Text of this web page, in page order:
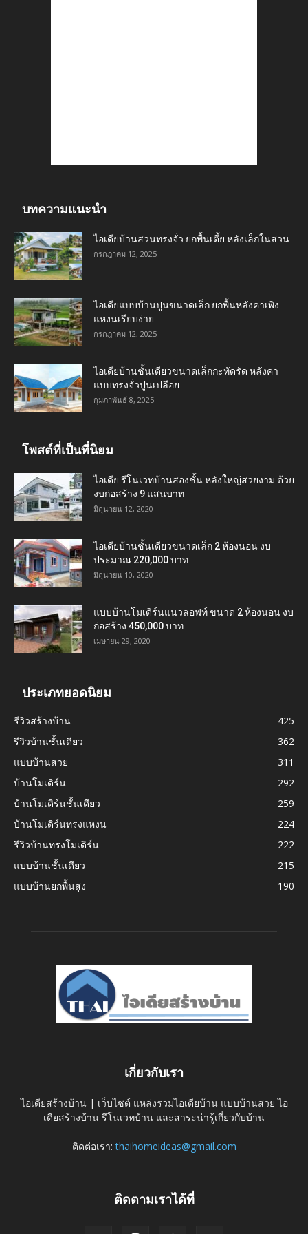
บทความแนะนำ
ไอเดียบ้านสวนทรงจั่ว ยกพื้นเตี้ย หลังเล็กในสวน
กรกฎาคม 12, 2025
ไอเดียแบบบ้านปูนขนาดเล็ก ยกพื้นหลังคาเพิง
แหงนเรียบง่าย
กรกฎาคม 12, 2025
ไอเดียบ้านชั้นเดียวขนาดเล็กกะทัดรัด หลังคา
แบบทรงจั่วปูนเปลือย
กุมภาพันธ์ 8, 2025
โพสต์ที่เป็นที่นิยม
ไอเดีย รีโนเวทบ้านสองชั้น หลังใหญ่สวยงาม ด้วย
งบก่อสร้าง 9 แสนบาท
มิถุนายน 12, 2020
ไอเดียบ้านชั้นเดียวขนาดเล็ก 2 ห้องนอน งบ
ประมาณ 220,000 บาท
มิถุนายน 10, 2020
แบบบ้านโมเดิร์นแนวลอฟท์ ขนาด 2 ห้องนอน งบ
ก่อสร้าง 450,000 บาท
เมษายน 29, 2020
ประเภทยอดนิยม
รีวิวสร้างบ้าน
425
รีวิวบ้านชั้นเดียว
362
แบบบ้านสวย
311
บ้านโมเดิร์น
292
บ้านโมเดิร์นชั้นเดียว
259
บ้านโมเดิร์นทรงแหงน
224
รีวิวบ้านทรงโมเดิร์น
222
แบบบ้านชั้นเดียว
215
แบบบ้านยกพื้นสูง
190
เกี่ยวกับเรา
ไอเดียสร้างบ้าน | เว็บไซต์ แหล่งรวมไอเดียบ้าน แบบบ้านสวย ไอ
เดียสร้างบ้าน รีโนเวทบ้าน และสาระน่ารู้เกี่ยวกับบ้าน
ติดต่อเรา:thaihomeideas@gmail.com
ติดตามเราได้ที่